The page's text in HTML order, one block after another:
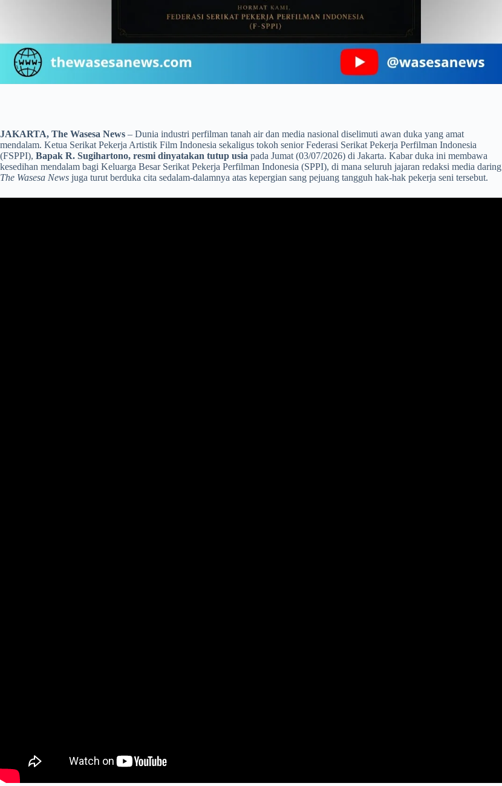
JAKARTA, The Wasesa News – Dunia industri perfilman tanah air dan media nasional diselimuti awan duka yang amat
mendalam. Ketua Serikat Pekerja Artistik Film Indonesia sekaligus tokoh senior Federasi Serikat Pekerja Perfilman Indonesia
(FSPPI), Bapak R. Sugihartono, resmi dinyatakan tutup usia pada Jumat (03/07/2026) di Jakarta. Kabar duka ini membawa
kesedihan mendalam bagi Keluarga Besar Serikat Pekerja Perfilman Indonesia (SPPI), di mana seluruh jajaran redaksi media daring
The Wasesa News juga turut berduka cita sedalam-dalamnya atas kepergian sang pejuang tangguh hak-hak pekerja seni tersebut.